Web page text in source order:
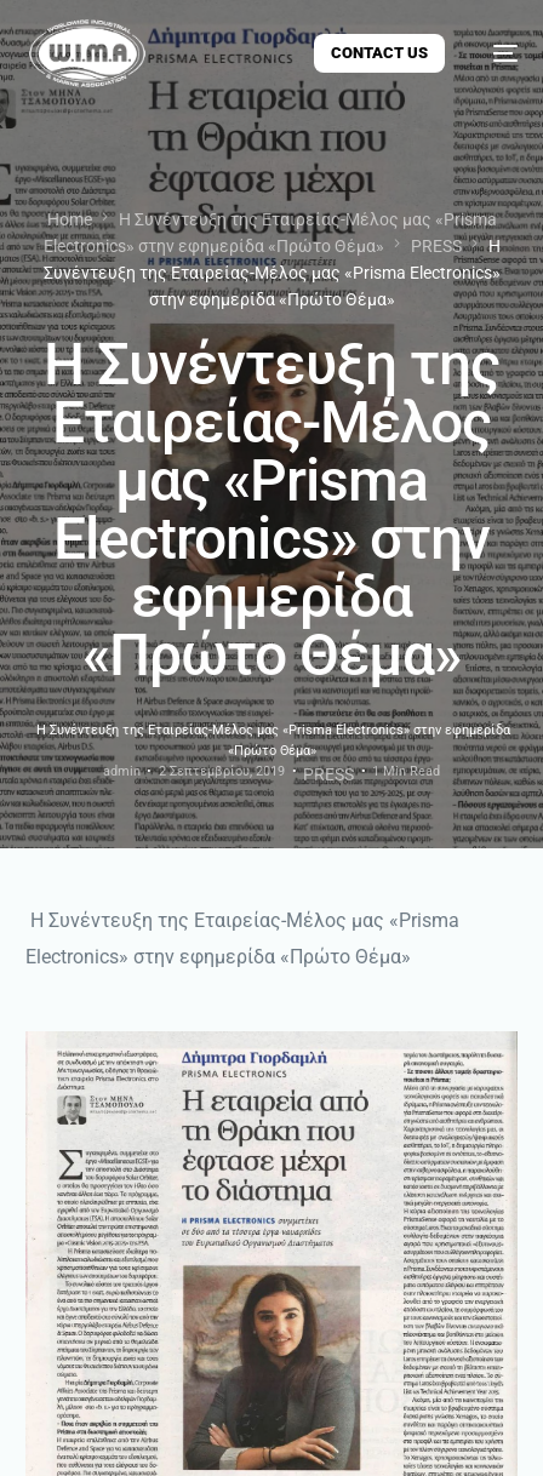
CONTACT US
Home
Η Συνέντευξη της Εταιρείας-Μέλος μας «Prisma
Electronics» στην εφημερίδα «Πρώτο Θέμα»
PRESS
Η
Συνέντευξη της Εταιρείας-Μέλος μας «Prisma Electronics»
στην εφημερίδα «Πρώτο Θέμα»
Η Συνέντευξη της
Εταιρείας-Μέλος
μας «Prisma
Electronics» στην
εφημερίδα
«Πρώτο Θέμα»
Η Συνέντευξη της Εταιρείας-Μέλος μας «Prisma Electronics» στην εφημερίδα
«Πρώτο Θέμα»
admin
2 Σεπτεμβρίου, 2019 PRESS 1 Min Read
Η Συνέντευξη της Εταιρείας-Μέλος μας «Prisma
Electronics» στην εφημερίδα «Πρώτο Θέμα»